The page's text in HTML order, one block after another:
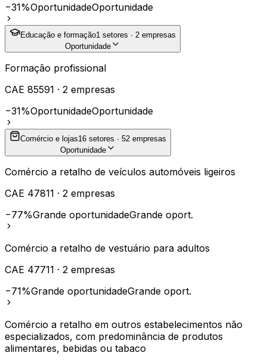
−31%OportunidadeOportunidade
Educação e formação1 setores · 2 empresas
Oportunidade
Formação profissional
CAE 85591 · 2 empresas
−31%OportunidadeOportunidade
Comércio e lojas16 setores · 52 empresas
Oportunidade
Comércio a retalho de veículos automóveis ligeiros
CAE 47811 · 2 empresas
−77%Grande oportunidadeGrande oport.
Comércio a retalho de vestuário para adultos
CAE 47711 · 2 empresas
−71%Grande oportunidadeGrande oport.
Comércio a retalho em outros estabelecimentos não
especializados, com predominância de produtos
alimentares, bebidas ou tabaco